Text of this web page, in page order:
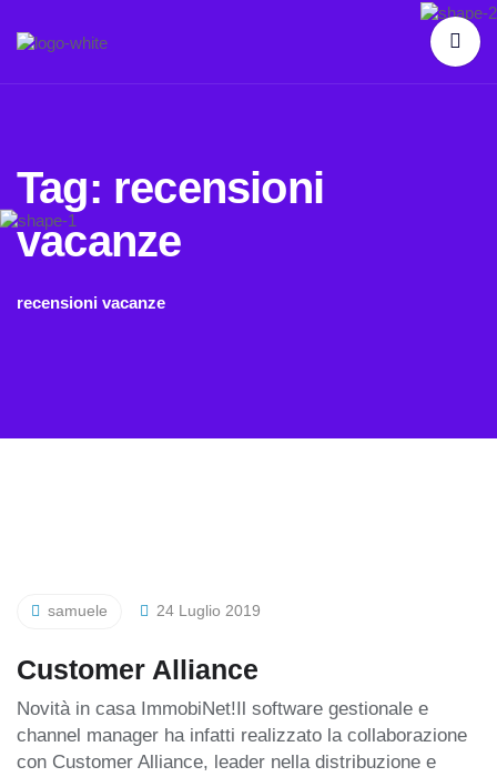
Tag: recensioni
vacanze
recensioni vacanze
samuele 24 Luglio 2019
Customer Alliance
Novità in casa ImmobiNet!Il software gestionale e
channel manager ha infatti realizzato la collaborazione
con Customer Alliance, leader nella distribuzione e